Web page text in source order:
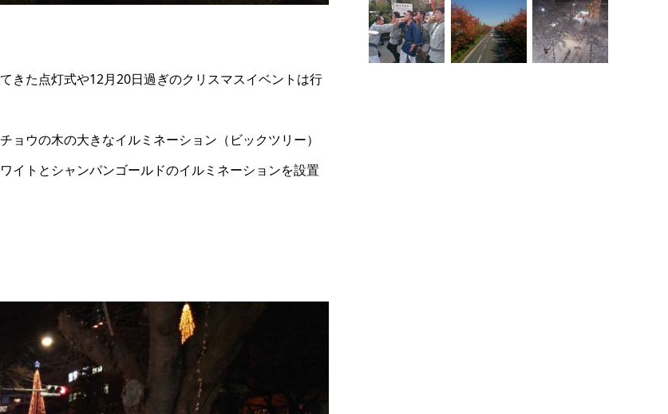
きた点灯式や12月20日過ぎのクリスマスイベントは行
ウの木の大きなイルミネーション（ビックツリー）
イトとシャンパンゴールドのイルミネーションを設置